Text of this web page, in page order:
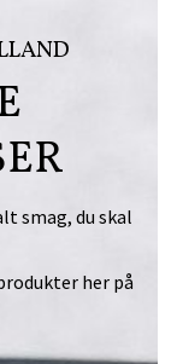
smag, du skal
her på